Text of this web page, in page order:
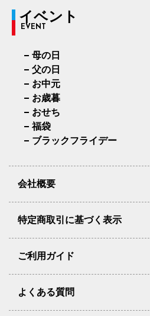
イベント
EVENT
母の日
父の日
お中元
お歳暮
おせち
福袋
ブラックフライデー
会社概要
特定商取引に基づく表示
ご利用ガイド
よくある質問